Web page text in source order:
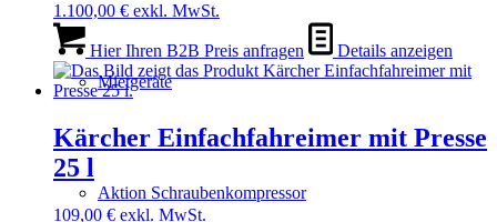
Mietgeräte
Aktion Schraubenkompressor
1.100,00 € exkl. MwSt.
Hier Ihren B2B Preis anfragen Details anzeigen
Kärcher Einfachfahreimer mit Presse
25 l
109,00 € exkl. MwSt.